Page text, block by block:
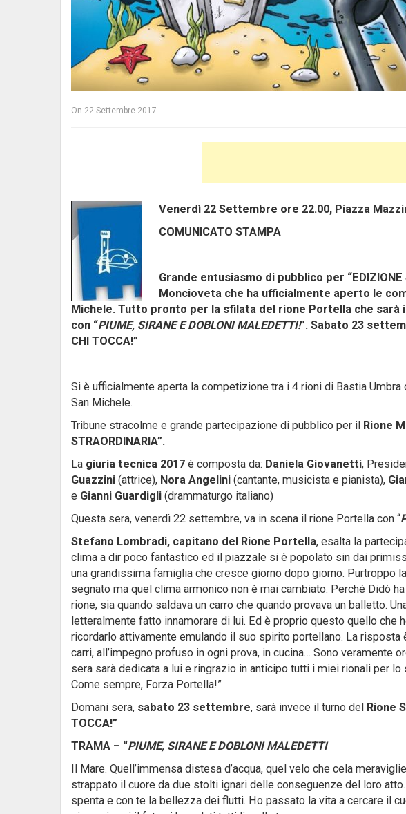
On 22 Settembre 2017
Venerdì 22 Settembre ore 22.00, Piazza
COMUNICATO STAMPA
Grande entusiasmo di pubblico per “EDIZIONE
Moncioveta che ha ufficialmente aperto le
Michele. Tutto pronto per la sfilata del rione Portella che
con “PIUME, SIRANE E DOBLONI MALEDETTI!”. Sabato 23
CHI TOCCA!”
Si è ufficialmente aperta la competizione tra i 4 rioni di Bastia
San Michele.
Tribune stracolme e grande partecipazione di pubblico per il Rione
STRAORDINARIA”.
La giuria tecnica 2017 è composta da: Daniela Giovanetti,
Guazzini (attrice), Nora Angelini (cantante, musicista e pianista),
e Gianni Guardigli (drammaturgo italiano)
Questa sera, venerdì 22 settembre, va in scena il rione Portella con “
Stefano Lombradi, capitano del Rione Portella, esalta la
clima a dir poco fantastico ed il piazzale si è popolato sin dai
una grandissima famiglia che cresce giorno dopo giorno. Purtroppo
segnato ma quel clima armonico non è mai cambiato. Perché Didò
rione, sia quando saldava un carro che quando provava un balletto.
letteralmente fatto innamorare di lui. Ed è proprio questo quello che
ricordarlo attivamente emulando il suo spirito portellano. La risposta
carri, all’impegno profuso in ogni prova, in cucina… Sono veramente
sera sarà dedicata a lui e ringrazio in anticipo tutti i miei rionali per
Come sempre, Forza Portella!”
Domani sera, sabato 23 settembre, sarà invece il turno del Rione
TOCCA!”
TRAMA – “PIUME, SIRANE E DOBLONI MALEDETTI
Il Mare. Quell’immensa distesa d’acqua, quel velo che cela
strappato il cuore da due stolti ignari delle conseguenze del loro
spenta e con te la bellezza dei flutti. Ho passato la vita a cercare il